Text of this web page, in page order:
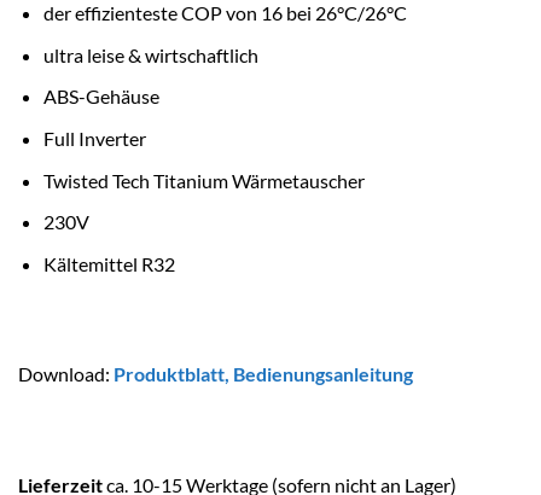
der effizienteste COP von 16 bei 26°C/26°C
ultra leise & wirtschaftlich
ABS-Gehäuse
Full Inverter
Twisted Tech Titanium Wärmetauscher
230V
Kältemittel R32
Download: Produktblatt, Bedienungsanleitung
Lieferzeitca. 10-15 Werktage (sofern nicht an Lager)